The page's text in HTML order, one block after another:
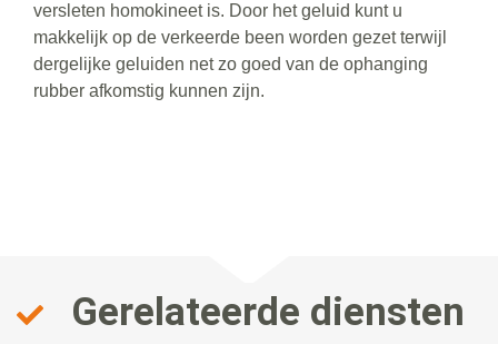
versleten homokineet is. Door het geluid kunt u
makkelijk op de verkeerde been worden gezet terwijl
dergelijke geluiden net zo goed van de ophanging
rubber afkomstig kunnen zijn.
Gerelateerde diensten